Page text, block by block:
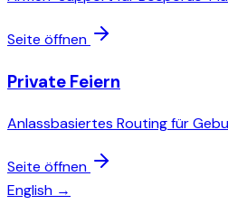
Seite öffnen
Private Feiern
Anlassbasiertes Routing für
Seite öffnen
English →